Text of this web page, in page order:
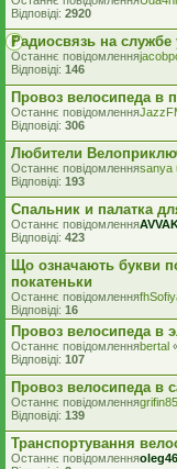
Відповіді: 2920
Радиосвязь на службе
Останнє повідомлення
Відповіді: 146
Провоз велосипеда в
Останнє повідомлення
Відповіді: 306
Любители
Останнє повідомленняsanya
Відповіді: 193
Спальник и палатка
Останнє повідомлення
Відповіді: 423
Що означають букви
покатеньки
Останнє повідомлення
Відповіді: 16
Провоз велосипеда в
Останнє повідомленняbertal
Відповіді: 107
Провоз велосипеда в
Останнє повідомленняgrifin85
Відповіді: 139
Транспортування
Останнє повідомлення